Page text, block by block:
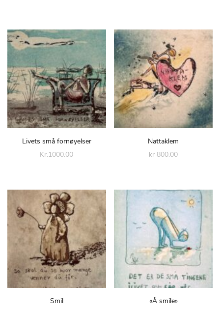
Livets små fornøyelser
Kr.1000.00
Nattaklem
kr 800.00
Smil
«Å smile»